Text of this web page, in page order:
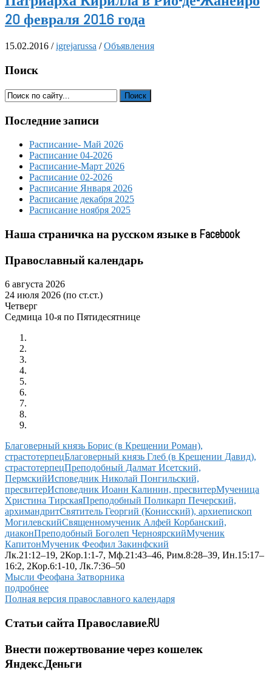
20 февраля 2016 года
15.02.2016 /igrejarussa /Объявления
Поиск
Последние записи
Расписание- Май 2026
Расписание 04-2026
Расписание-Март 2026
Расписание 02-2026
Расписание Января 2026
Расписание декабря 2025
Расписание ноября 2025
Наша страничка на русском языке в Facebook
Православный календарь
6 августа 2026
24 июля 2026 (по ст.ст.)
Четверг
Седмица 10-я по Пятидесятнице
Благоверный князь Борис (в Крещении Роман),
страстотерпецБлаговерный князь Глеб (в Крещении Давид),
страстотерпецПреподобный Далмат Исетский,
ПермскийИсповедник Николай Понгильский,
пресвитерИсповедник Иоанн Калинин, пресвитерМученица
Христина ТирскаяПреподобный Поликарп Печерский,
архимандритСвятитель Георгий (Конисский), архиепископ
МогилевскийСвященномученик Алфей Корбанский,
диаконПреподобный Боголеп ЧерноярскийМученик
КапитонМученик Феофил Закинфский
Лк.21:12–19, 2Кор.1:1-7, Мф.21:43–46, Рим.8:28–39, Ин.15:17–
16:2, 2Кор.6:1-10, Лк.7:36–50
Мысли Феофана Затворника
подробнее
Полная версия православного календаря
Статьи сайта Православие.RU
Внести пожертвование через кошелек
Яндекс.Деньги